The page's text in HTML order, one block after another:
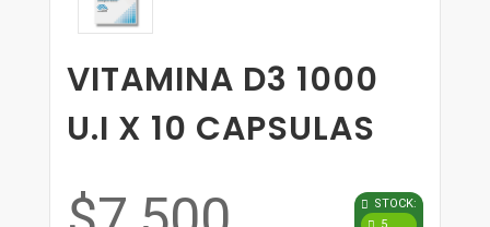
VITAMINA D3 1000
U.I X 10 CAPSULAS
STOCK: